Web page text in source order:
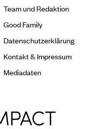
Team und Redaktion
Good Family
Datenschutzerklärung
Kontakt & Impressum
Mediadaten